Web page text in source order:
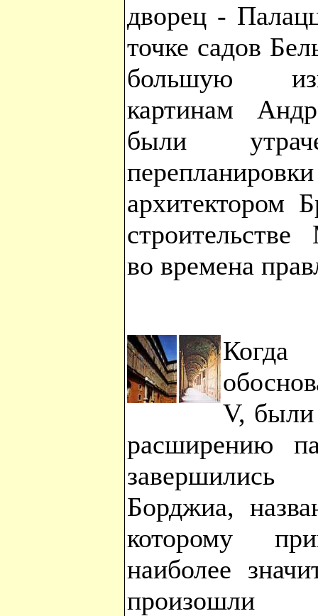
дворец -
точке садов
большую
картинам
были
архитектором
во времена
V, были
расширению
Борджиа,
которому
наиболее